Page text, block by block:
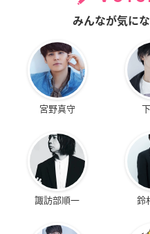
みんなが気に
宮野真守
諏訪部順一 鈴